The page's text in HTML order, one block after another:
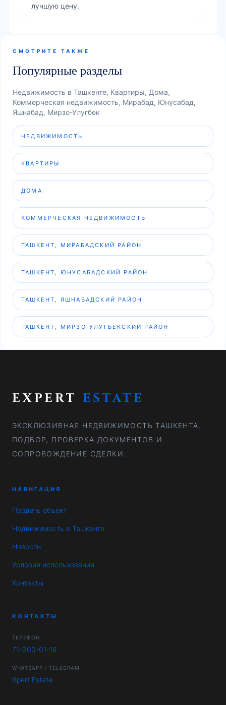
лучшую цену.
СМОТРИТЕ ТАКЖЕ
Популярные разделы
Недвижимость в Ташкенте, Квартиры, Дома,
Коммерческая недвижимость, Мирабад, Юнусабад,
Яшнабад, Мирзо-Улугбек
НЕДВИЖИМОСТЬ
КВАРТИРЫ
ДОМА
КОММЕРЧЕСКАЯ НЕДВИЖИМОСТЬ
ТАШКЕНТ, МИРАБАДСКИЙ РАЙОН
ТАШКЕНТ, ЮНУСАБАДСКИЙ РАЙОН
ТАШКЕНТ, ЯШНАБАДСКИЙ РАЙОН
ТАШКЕНТ, МИРЗО-УЛУГБЕКСКИЙ РАЙОН
EXPERT ESTATE
ЭКСКЛЮЗИВНАЯ НЕДВИЖИМОСТЬ ТАШКЕНТА.
ПОДБОР, ПРОВЕРКА ДОКУМЕНТОВ И
СОПРОВОЖДЕНИЕ СДЕЛКИ.
НАВИГАЦИЯ
Продать объект
Недвижимость в Ташкенте
Новости
Условия использования
Контакты
КОНТАКТЫ
ТЕЛЕФОН
71-200-01-16
WHATSAPP / TELEGRAM
Xpert Estate